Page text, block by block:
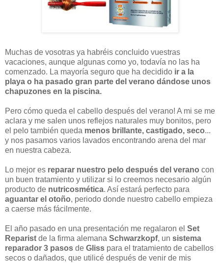
Muchas de vosotras ya habréis concluido vuestras
vacaciones, aunque algunas como yo, todavía no las ha
comenzado. La mayoría seguro que ha decidido ir a la
playa o ha pasado gran parte del verano dándose unos
chapuzones en la piscina.
Pero cómo queda el cabello después del verano! A mi se me
aclara y me salen unos reflejos naturales muy bonitos, pero
el pelo también queda menos brillante, castigado, seco...
y nos pasamos varios lavados encontrando arena del mar
en nuestra cabeza.
Lo mejor es reparar nuestro pelo después del verano con
un buen tratamiento y utilizar si lo creemos necesario algún
producto de nutricosmética. Así estará perfecto para
aguantar el otoño, periodo donde nuestro cabello empieza
a caerse más fácilmente.
El año pasado en una presentación me regalaron el Set
Reparist de la firma alemana Schwarzkopf, un sistema
reparador 3 pasos de Gliss para el tratamiento de cabellos
secos o dañados, que utilicé después de venir de mis